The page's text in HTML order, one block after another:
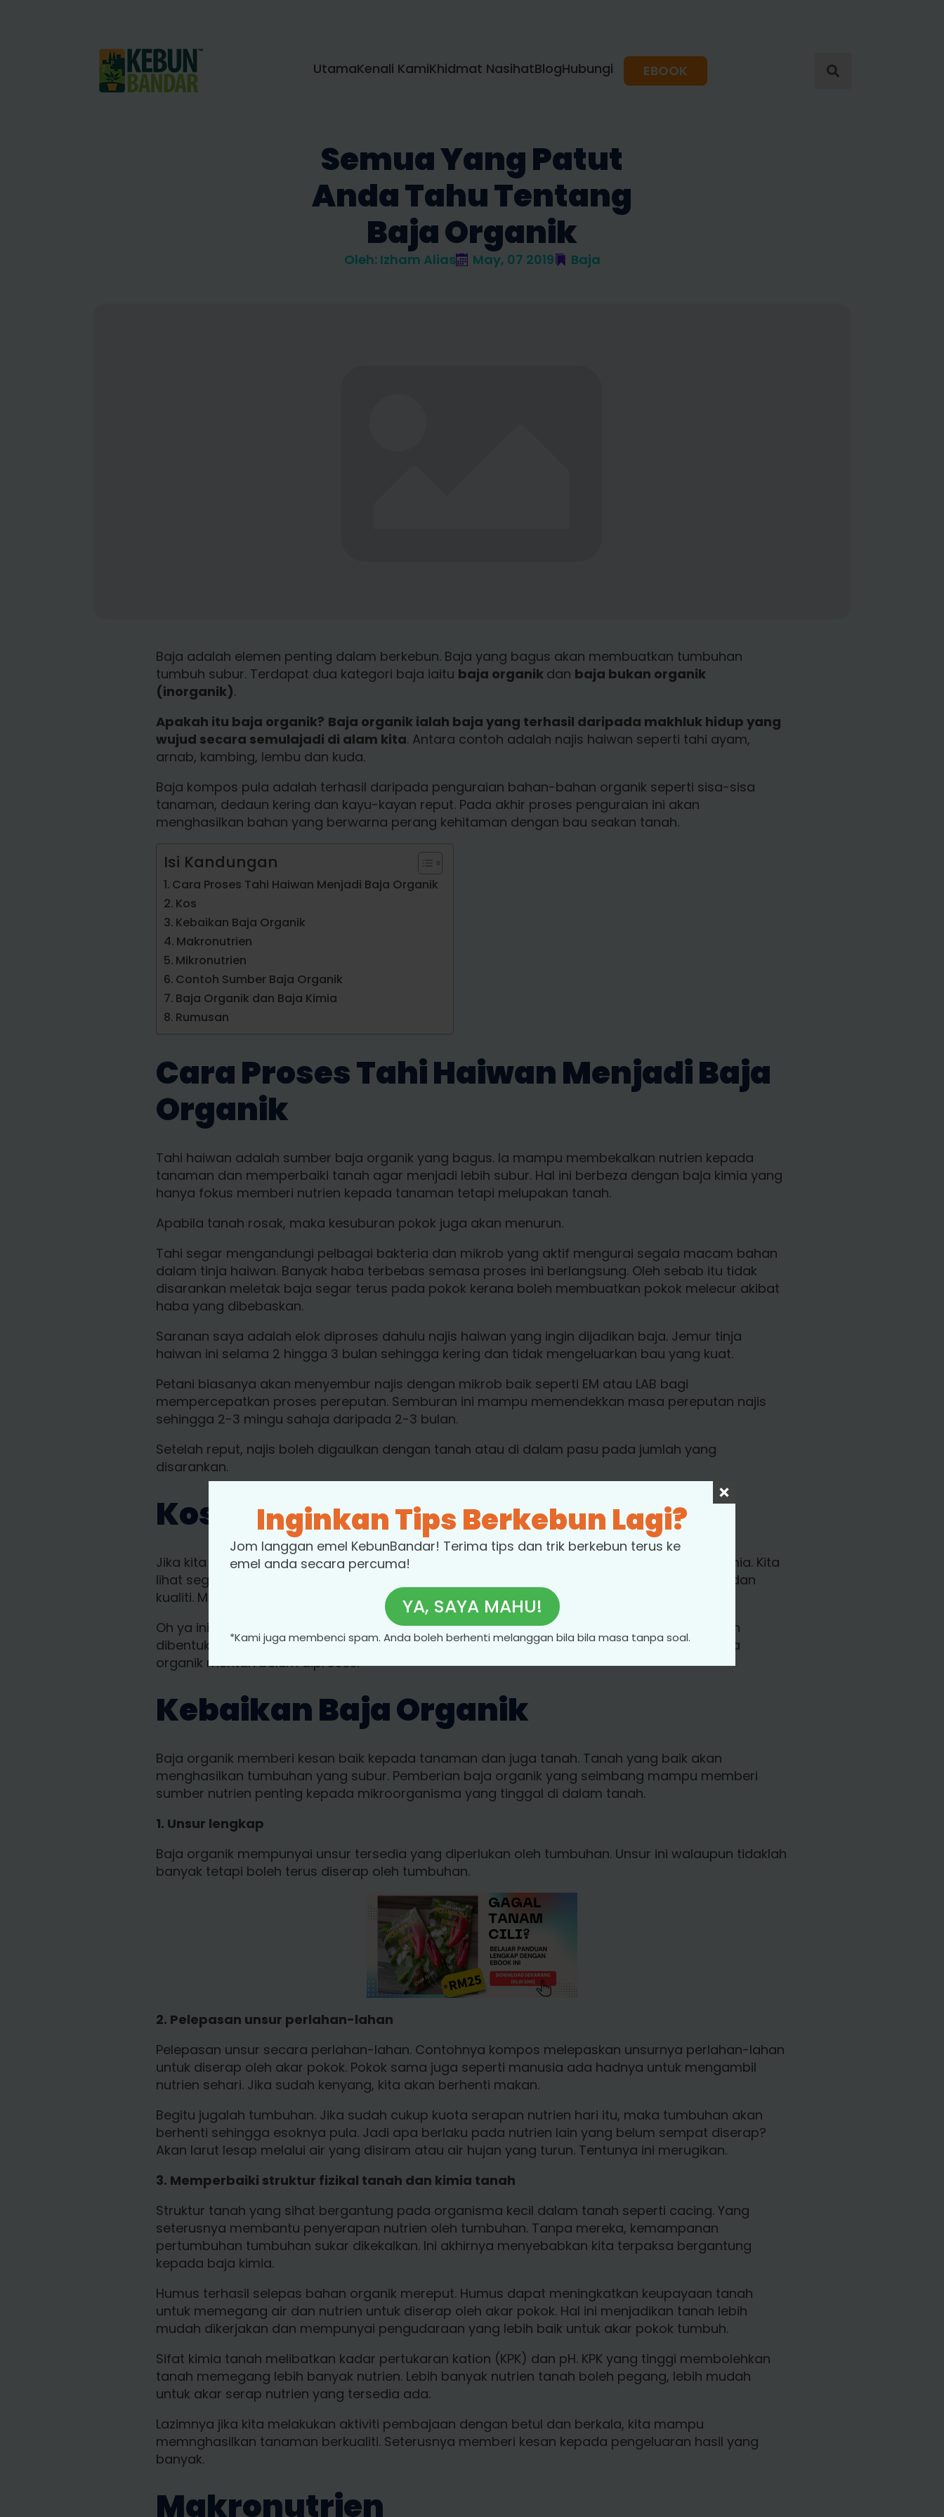
UtamaKenali KamiKhidmat NasihatBlogHubungi
EBOOK
Semua Yang Patut
Anda Tahu Tentang
Baja Organik
Oleh: Izham Alias May, 07 2019 Baja
Baja adalah elemen penting dalam berkebun. Baja yang bagus akan membuatkan tumbuhan
tumbuh subur. Terdapat dua kategori baja iaitu baja organik dan baja bukan organik
(inorganik).
Apakah itu baja organik? Baja organik ialah baja yang terhasil daripada makhluk hidup yang
wujud secara semulajadi di alam kita. Antara contoh adalah najis haiwan seperti tahi ayam,
arnab, kambing, lembu dan kuda.
Baja kompos pula adalah terhasil daripada penguraian bahan-bahan organik seperti sisa-sisa
tanaman, dedaun kering dan kayu-kayan reput. Pada akhir proses penguraian ini akan
menghasilkan bahan yang berwarna perang kehitaman dengan bau seakan tanah.
Isi Kandungan
Cara Proses Tahi Haiwan Menjadi Baja Organik
Kos
Kebaikan Baja Organik
Makronutrien
Mikronutrien
Contoh Sumber Baja Organik
Baja Organik dan Baja Kimia
Rumusan
Cara Proses Tahi Haiwan Menjadi Baja
Organik
Tahi haiwan adalah sumber baja organik yang bagus. Ia mampu membekalkan nutrien kepada
tanaman dan memperbaiki tanah agar menjadi lebih subur. Hal ini berbeza dengan baja kimia yang
hanya fokus memberi nutrien kepada tanaman tetapi melupakan tanah.
Apabila tanah rosak, maka kesuburan pokok juga akan menurun.
Tahi segar mengandungi pelbagai bakteria dan mikrob yang aktif mengurai segala macam bahan
dalam tinja haiwan. Banyak haba terbebas semasa proses ini berlangsung. Oleh sebab itu tidak
disarankan meletak baja segar terus pada pokok kerana boleh membuatkan pokok melecur akibat
haba yang dibebaskan.
Saranan saya adalah elok diproses dahulu najis haiwan yang ingin dijadikan baja. Jemur tinja
haiwan ini selama 2 hingga 3 bulan sehingga kering dan tidak mengeluarkan bau yang kuat.
Petani biasanya akan menyembur najis dengan mikrob baik seperti EM atau LAB bagi
mempercepatkan proses pereputan. Semburan ini mampu memendekkan masa pereputan najis
sehingga 2-3 mingu sahaja daripada 2-3 bulan.
Setelah reput, najis boleh digaulkan dengan tanah atau di dalam pasu pada jumlah yang
disarankan.
Kos
Jika kita ingin membuat perbandingan, harga baja organik lebih rendah berbanding baja kimia. Kita
lihat seguni (25kg) baja sebatian NPK sekitar RM50 hingga RM100, tergantung pada jenama dan
kualiti. Manakala baja tahi ayam hanyalah RM5 hingga RM10 satu guni (20kg).
Oh ya ini berbeza dengan baja tahi ayam pallet. Baja ini adalah baja yang telah diproses dan
dibentuk palet untuk digunakan oleh pekebun. Harga tentunya sedikit mahal berbanding baja
organik mentah belum diproses.
Kebaikan Baja Organik
Baja organik memberi kesan baik kepada tanaman dan juga tanah. Tanah yang baik akan
menghasilkan tumbuhan yang subur. Pemberian baja organik yang seimbang mampu memberi
sumber nutrien penting kepada mikroorganisma yang tinggal di dalam tanah.
1. Unsur lengkap
Baja organik mempunyai unsur tersedia yang diperlukan oleh tumbuhan. Unsur ini walaupun tidaklah
banyak tetapi boleh terus diserap oleh tumbuhan.
2. Pelepasan unsur perlahan-lahan
Pelepasan unsur secara perlahan-lahan. Contohnya kompos melepaskan unsurnya perlahan-lahan
untuk diserap oleh akar pokok. Pokok sama juga seperti manusia ada hadnya untuk mengambil
nutrien sehari. Jika sudah kenyang, kita akan berhenti makan.
Begitu jugalah tumbuhan. Jika sudah cukup kuota serapan nutrien hari itu, maka tumbuhan akan
berhenti sehingga esoknya pula. Jadi apa berlaku pada nutrien lain yang belum sempat diserap?
Akan larut lesap melalui air yang disiram atau air hujan yang turun. Tentunya ini merugikan.
3. Memperbaiki struktur fizikal tanah dan kimia tanah
Struktur tanah yang sihat bergantung pada organisma kecil dalam tanah seperti cacing. Yang
seterusnya membantu penyerapan nutrien oleh tumbuhan. Tanpa mereka, kemampanan
pertumbuhan tumbuhan sukar dikekalkan. Ini akhirnya menyebabkan kita terpaksa bergantung
kepada baja kimia.
Humus terhasil selepas bahan organik mereput. Humus dapat meningkatkan keupayaan tanah
untuk memegang air dan nutrien untuk diserap oleh akar pokok. Hal ini menjadikan tanah lebih
mudah dikerjakan dan mempunyai pengudaraan yang lebih baik untuk akar pokok tumbuh.
Sifat kimia tanah melibatkan kadar pertukaran kation (KPK) dan pH. KPK yang tinggi membolehkan
tanah memegang lebih banyak nutrien. Lebih banyak nutrien tanah boleh pegang, lebih mudah
untuk akar serap nutrien yang tersedia ada.
Lazimnya jika kita melakukan aktiviti pembajaan dengan betul dan berkala, kita mampu
memnghasilkan tanaman berkualiti. Seterusnya memberi kesan kepada pengeluaran hasil yang
banyak.
Makronutrien
Inginkan Tips Berkebun Lagi?
Jom langgan emel KebunBandar! Terima tips dan trik berkebun terus ke
emel anda secara percuma!
YA, SAYA MAHU!
*Kami juga membenci spam. Anda boleh berhenti melanggan bila bila masa tanpa soal.